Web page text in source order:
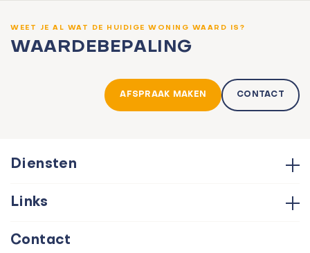
WEET JE AL WAT DE HUIDIGE WONING WAARD IS?
WAARDEBEPALING
AFSPRAAK MAKEN CONTACT
Diensten
Aankoop
Taxatie
Links
Over ons
Contact